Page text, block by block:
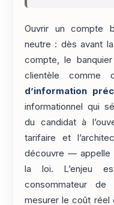
Ouvrir un compte
neutre : dès avant
compte, le
clientèle comme
d’information
informationnel qui
du candidat à
tarifaire et
découvre — appelle
la loi. L’enjeu
consommateur
mesurer le coût réel